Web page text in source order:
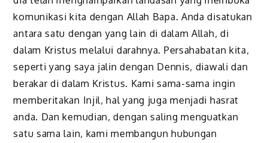
komunikasi kita dengan Allah Bapa. Anda disatukan
antara satu dengan yang lain di dalam Allah, di
dalam Kristus melalui darahnya. Persahabatan kita,
seperti yang saya jalin dengan Dennis, diawali dan
berakar di dalam Kristus. Kami sama-sama ingin
memberitakan Injil, hal yang juga menjadi hasrat
anda. Dan kemudian, dengan saling menguatkan
satu sama lain, kami membangun hubungan